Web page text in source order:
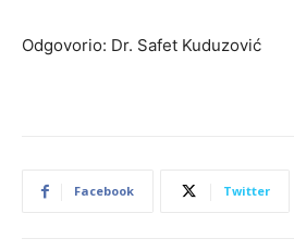
Odgovorio: Dr. Safet Kuduzović
Facebook Twitter